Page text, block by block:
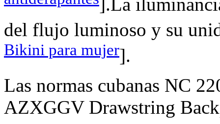
].La
del flujo luminoso y su
Bikini para mujer].
Las normas cubanas NC
AZXGGV Drawstring